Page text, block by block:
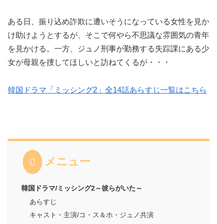
ある日、振り込め詐欺に遭いそうになっている女性を見か
け助けようとするが、そこで何やら不思議な雰囲気の青年
を見かける。一方、ジュノ刑事が勤務する失踪課にある少
女が母親を捜してほしいと訪ねてくるが・・・
韓国ドラマ「ミッシング2」全14話あらすじ一覧はこちら
メニュー
韓国ドラマ/ミッシング2～彼らがいた～
あらすじ
キャスト・主演/コ・ス＆ホ・ジュノ共演